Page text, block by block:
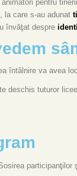
pentru
la care s-au adunat
învăţat despre
întâlnire va avea
deschis tuturor
participanţilor